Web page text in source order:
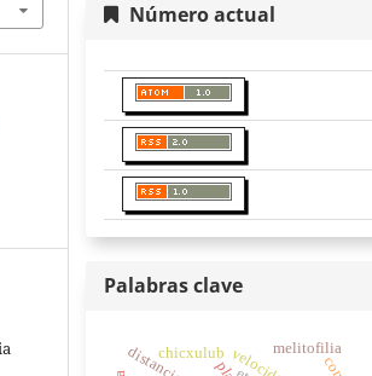
Número actual
Palabras clave
chicxulub melitofilia